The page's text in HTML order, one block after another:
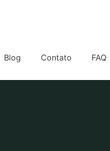
Blog Contato FAQ